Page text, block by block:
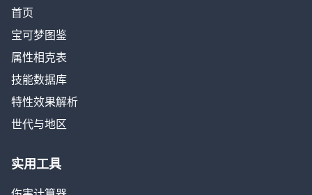
首页
宝可梦图鉴
属性相克表
技能数据库
特性效果解析
世代与地区
实用工具